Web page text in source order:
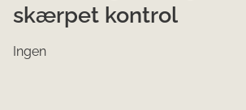
skærpet kontrol
Ingen